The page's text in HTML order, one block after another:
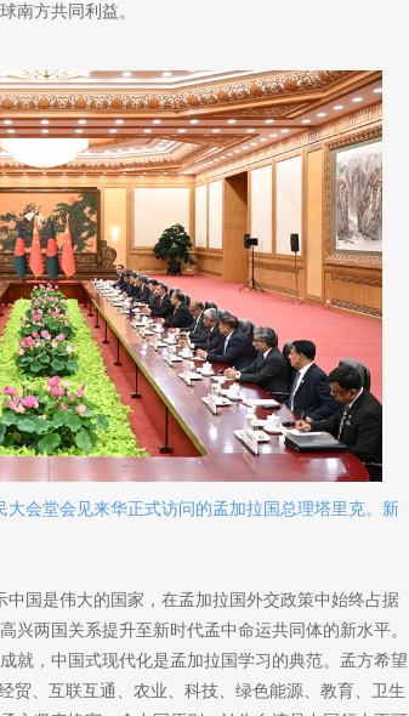
南方共同利益。
会堂会见来华正式访问的孟加拉国总理塔里克。新
国是伟大的国家，在孟加拉国外交政策中始终占据
兴两国关系提升至新时代孟中命运共同体的新水平。
就，中国式现代化是孟加拉国学习的典范。孟方希望
贸、互联互通、农业、科技、绿色能源、教育、卫生